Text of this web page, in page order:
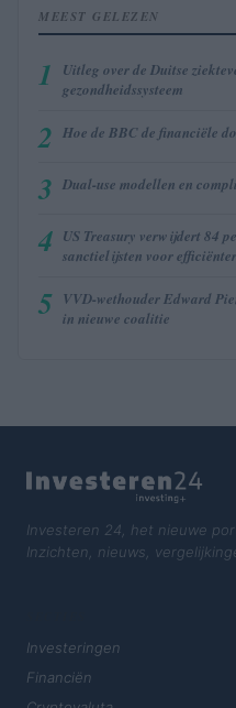
MEEST GELEZEN
1
Uitleg over de Duitse
gezondheidssysteem
2 Hoe de BBC de financiële
3 Dual-use modellen en
4 US Treasury verwijdert 84
sanctielijsten voor
5 VVD-wethouder Edward
in nieuwe coalitie
Investeren 24, het nieuwe
Inzichten, nieuws,
Investeringen
Financiën